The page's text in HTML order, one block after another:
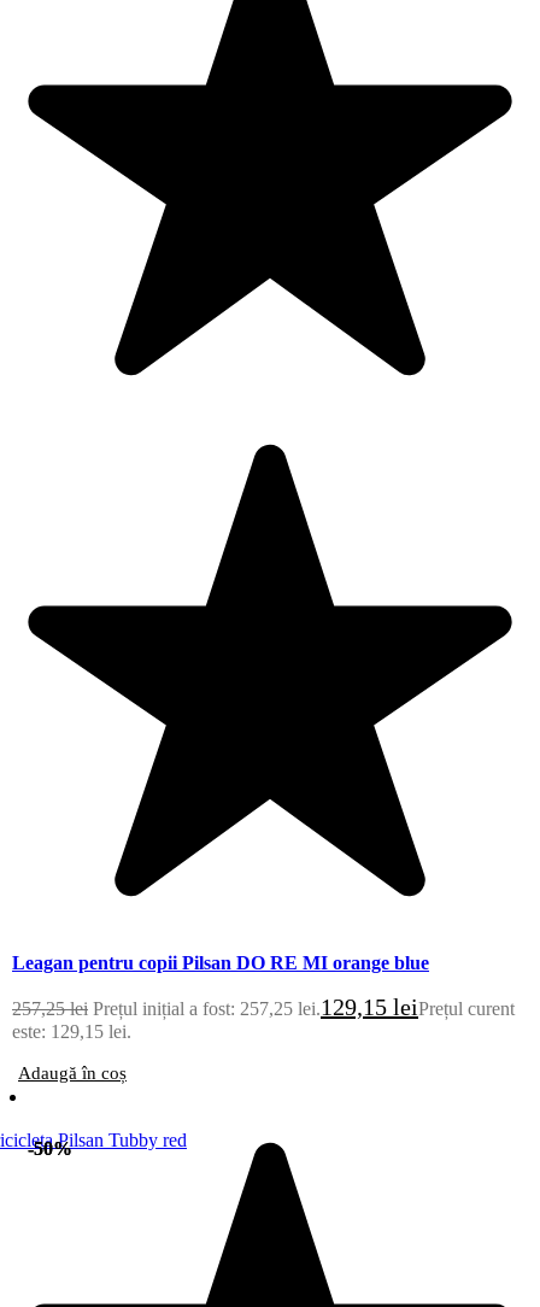
Leagan pentru copii Pilsan DO RE MI orange blue
257,25lei Prețul inițial a fost: 257,25 lei.129,15 leiPrețul curent
este: 129,15 lei.
Adaugă în coș
-50%
-50%